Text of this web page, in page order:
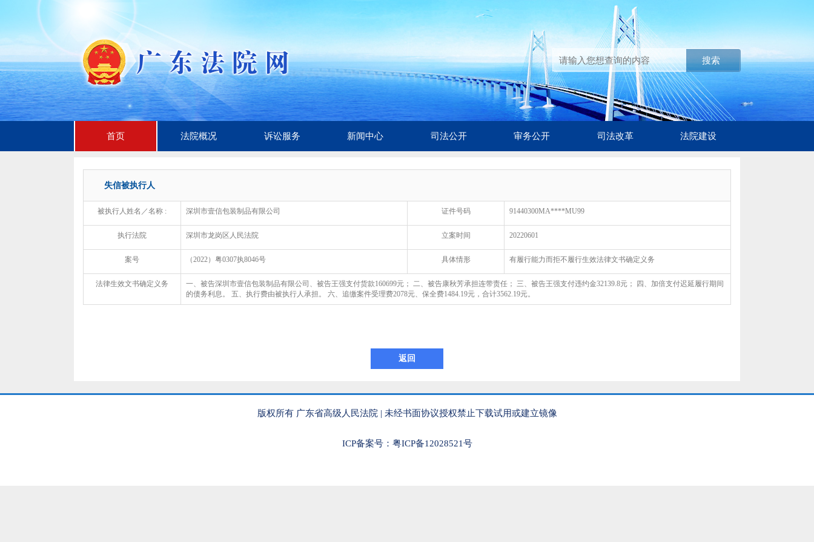
搜索
首页 法院概况 诉讼服务 新闻中心 司法公开 审务公开 司法改革 法院建设
失信被执行人
被执行人姓名／名称 : 深圳市壹信包装制品有限公司 证件号码 91440300MA****MU99
执行法院 深圳市龙岗区人民法院 立案时间 20220601
案号 （2022）粤0307执8046号 具体情形 有履行能力而拒不履行生效法律文书确定义务
法律生效文书确定义务
一、被告深圳市壹信包装制品有限公司、被告王强支付货款160699元； 二、被告康秋芳承担连带责任； 三、被告王强支付违约金32139.8元； 四、加倍支付迟延履行期间
的债务利息。 五、执行费由被执行人承担。 六、追缴案件受理费2078元、保全费1484.19元，合计3562.19元。
版权所有 广东省高级人民法院 | 未经书面协议授权禁止下载试用或建立镜像
ICP备案号：粤ICP备12028521号